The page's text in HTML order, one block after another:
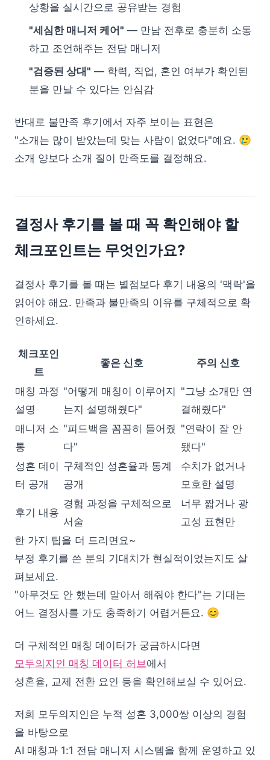
상황을 실시간으로 공유받는 경험
"세심한 매니저 케어" — 만남 전후로 충분히 소통
하고 조언해주는 전담 매니저
"검증된 상대" — 학력, 직업, 혼인 여부가 확인된
분을 만날 수 있다는 안심감
반대로 불만족 후기에서 자주 보이는 표현은
"소개는 많이 받았는데 맞는 사람이 없었다"예요. 🥲
소개 양보다 소개 질이 만족도를 결정해요.
결정사 후기를 볼 때 꼭 확인해야 할
체크포인트는 무엇인가요?
결정사 후기를 볼 때는 별점보다 후기 내용의 '맥락'을
읽어야 해요. 만족과 불만족의 이유를 구체적으로 확
인하세요.
체크포인
트
좋은 신호 주의 신호
매칭 과정
설명
"어떻게 매칭이 이루어지
는지 설명해줬다"
"그냥 소개만 연
결해줬다"
매니저 소
통
"피드백을 꼼꼼히 들어줬
다"
"연락이 잘 안
됐다"
성혼 데이
터 공개
구체적인 성혼율과 통계
공개
수치가 없거나
모호한 설명
후기 내용
경험 과정을 구체적으로
서술
너무 짧거나 광
고성 표현만
한 가지 팁을 더 드리면요~
부정 후기를 쓴 분의 기대치가 현실적이었는지도 살
펴보세요.
"아무것도 안 했는데 알아서 해줘야 한다"는 기대는
어느 결정사를 가도 충족하기 어렵거든요. 😊
더 구체적인 매칭 데이터가 궁금하시다면
모두의지인 매칭 데이터 허브 에서
성혼율, 교제 전환 요인 등을 확인해보실 수 있어요.
저희 모두의지인은 누적 성혼 3,000쌍 이상의 경험
을 바탕으로
AI 매칭과 1:1 전담 매니저 시스템을 함께 운영하고 있